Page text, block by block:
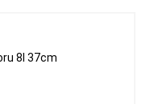
8l 37cm